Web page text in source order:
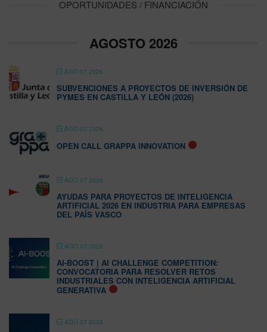
OPORTUNIDADES / FINANCIACIÓN
AGOSTO 2026
AGO 07 2026
SUBVENCIONES A PROYECTOS DE INVERSIÓN DE
PYMES EN CASTILLA Y LEÓN (2026)
AGO 07 2026
OPEN CALL GRAPPA INNOVATION
AGO 07 2026
AYUDAS PARA PROYECTOS DE INTELIGENCIA
ARTIFICIAL 2026 EN INDUSTRIA PARA EMPRESAS
DEL PAÍS VASCO
AGO 07 2026
AI-BOOST | AI CHALLENGE COMPETITION:
CONVOCATORIA PARA RESOLVER RETOS
INDUSTRIALES CON INTELIGENCIA ARTIFICIAL
GENERATIVA
AGO 07 2026